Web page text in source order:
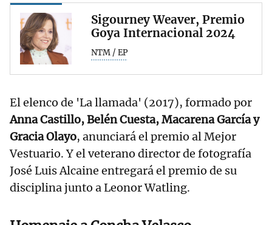
Sigourney Weaver, Premio
Goya Internacional 2024
NTM / EP
El elenco de 'La llamada' (2017), formado por
Anna Castillo, Belén Cuesta, Macarena García y
Gracia Olayo, anunciará el premio al Mejor
Vestuario. Y el veterano director de fotografía
José Luis Alcaine entregará el premio de su
disciplina junto a Leonor Watling.